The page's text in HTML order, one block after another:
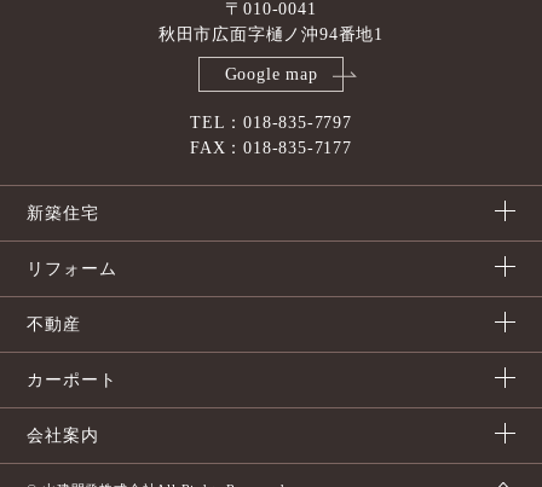
〒010-0041
秋田市広面字樋ノ沖94番地1
Google map
TEL：018-835-7797
FAX：018-835-7177
新築住宅
リフォーム
不動産
カーポート
会社案内